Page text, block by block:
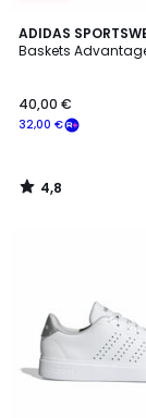
ADIDAS
Baskets
32,00 €
40,00 €
4,8
/ 5
4,8
/